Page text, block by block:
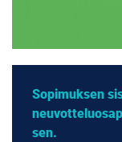
Sopimuksen
sen.